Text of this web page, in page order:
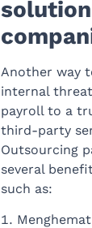
Another way
internal
payroll to a
third-party
Outsourcing
several
such as: